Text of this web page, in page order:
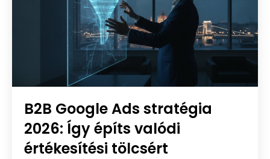
B2B Google Ads stratégia
2026: Így építs valódi
értékesítési tölcsért